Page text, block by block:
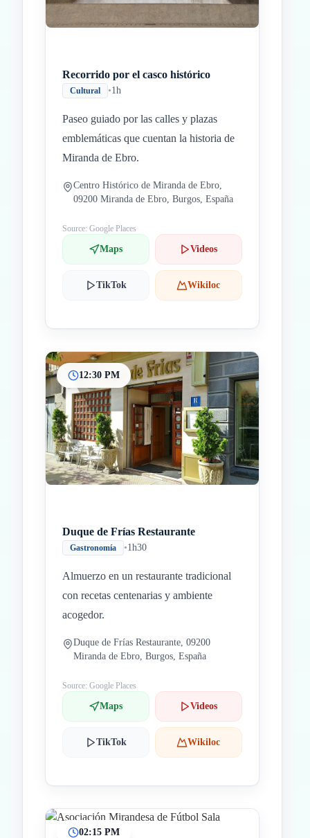
Recorrido por el casco histórico
Cultural •1h
Paseo guiado por las calles y plazas
emblemáticas que cuentan la historia de
Miranda de Ebro.
Centro Histórico de Miranda de Ebro,
09200 Miranda de Ebro, Burgos, España
Source: Google Places
Maps Videos
TikTok Wikiloc
12:30 PM
Duque de Frías Restaurante
Gastronomía •1h30
Almuerzo en un restaurante tradicional
con recetas centenarias y ambiente
acogedor.
Duque de Frías Restaurante, 09200
Miranda de Ebro, Burgos, España
Source: Google Places
Maps Videos
TikTok Wikiloc
02:15 PM